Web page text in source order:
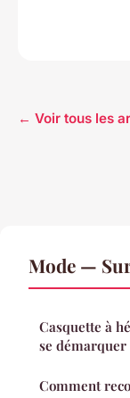
← Voir tous les
Mode —
Casquette à
se démarquer
Comment